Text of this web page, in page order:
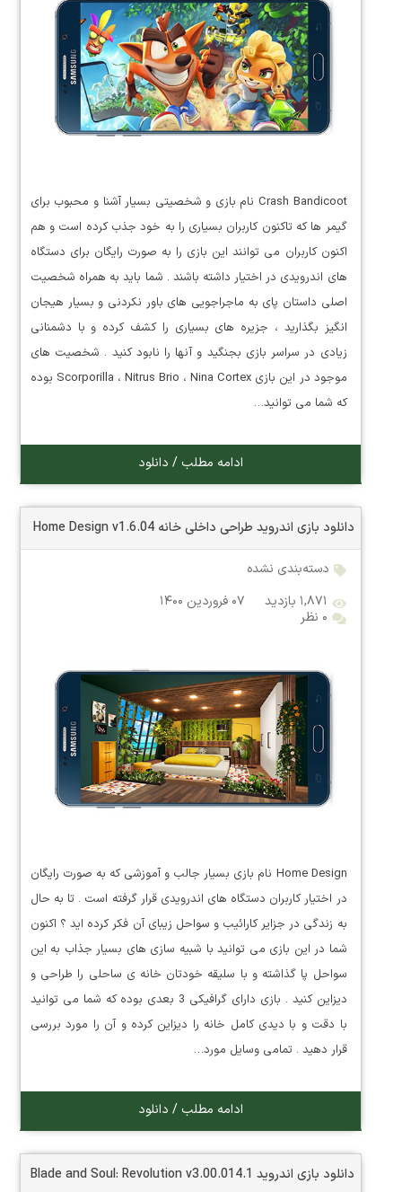
Crash Bandicoot نام بازی و شخصیتی بسیار آشنا و محبوب برای
گیمر ها که تاکنون کاربران بسیاری را به خود جذب کرده است و هم
اکنون کاربران می توانند این بازی را به صورت رایگان برای دستگاه
های اندرویدی در اختیار داشته باشند . شما باید به همراه شخصیت
اصلی داستان پای به ماجراجویی های باور نکردنی و بسیار هیجان
انگیز بگذارید ، جزیره های بسیاری را کشف کرده و با دشمنانی
زیادی در سراسر بازی بجنگید و آنها را نابود کنید . شخصیت های
موجود در این بازی Scorporilla ، Nitrus Brio ، Nina Cortex بوده
که شما می توانید…
ادامه مطلب / دانلود
دانلود بازی اندروید طراحی داخلی خانه Home Design v1.6.04
دسته‌بندی نشده
۱,۸۷۱ بازدید
۰۷ فروردین ۱۴۰۰
۰ نظر
Home Design نام بازی بسیار جالب و آموزشی که به صورت رایگان
در اختیار کاربران دستگاه های اندرویدی قرار گرفته است . تا به حال
به زندگی در جزایر کارائیب و سواحل زیبای آن فکر کرده اید ؟ اکنون
شما در این بازی می توانید با شبیه سازی های بسیار جذاب به این
سواحل پا گذاشته و با سلیقه خودتان خانه ی ساحلی را طراحی و
دیزاین کنید . بازی دارای گرافیکی 3 بعدی بوده که شما می توانید
با دقت و با دیدی کامل خانه را دیزاین کرده و آن را مورد بررسی
قرار دهید . تمامی وسایل مورد…
ادامه مطلب / دانلود
دانلود بازی اندروید Blade and Soul: Revolution v3.00.014.1